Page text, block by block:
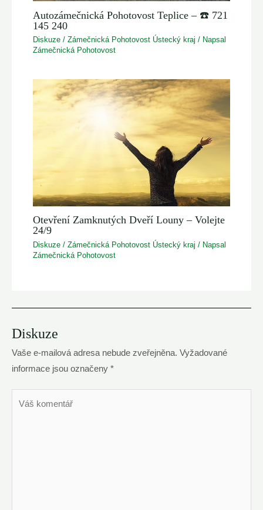
Autozámečnická Pohotovost Teplice – ☎️ 721
145 240
Diskuze /Zámečnická Pohotovost Ústecký kraj / Napsal
Zámečnická Pohotovost
Otevření Zamknutých Dveří Louny – Volejte
24/9
Diskuze /Zámečnická Pohotovost Ústecký kraj / Napsal
Zámečnická Pohotovost
Diskuze
Vaše e-mailová adresa nebude zveřejněna. Vyžadované
informace jsou označeny *